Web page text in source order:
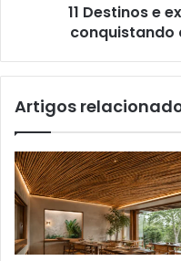
11 Destinos e
conquistando
Artigos